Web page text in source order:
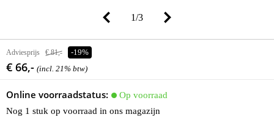
1/3
Adviesprijs € 81,- -19%
€ 66,- (incl. 21% btw)
Online voorraadstatus:
Op voorraad
Nog 1 stuk op voorraad in ons magazijn